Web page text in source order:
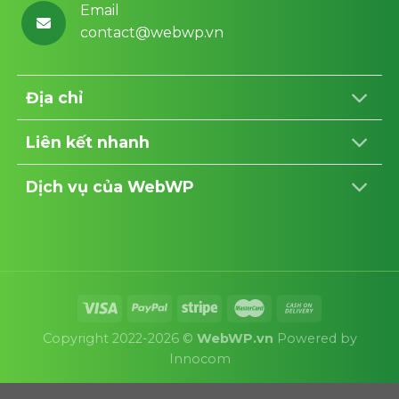
Email
contact@webwp.vn
Địa chỉ
Liên kết nhanh
Dịch vụ của WebWP
Copyright 2022-2026 © WebWP.vn Powered by
Innocom